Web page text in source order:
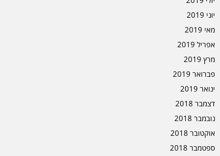
יוני 2019
מאי 2019
אפריל 2019
מרץ 2019
פברואר 2019
ינואר 2019
דצמבר 2018
נובמבר 2018
אוקטובר 2018
ספטמבר 2018